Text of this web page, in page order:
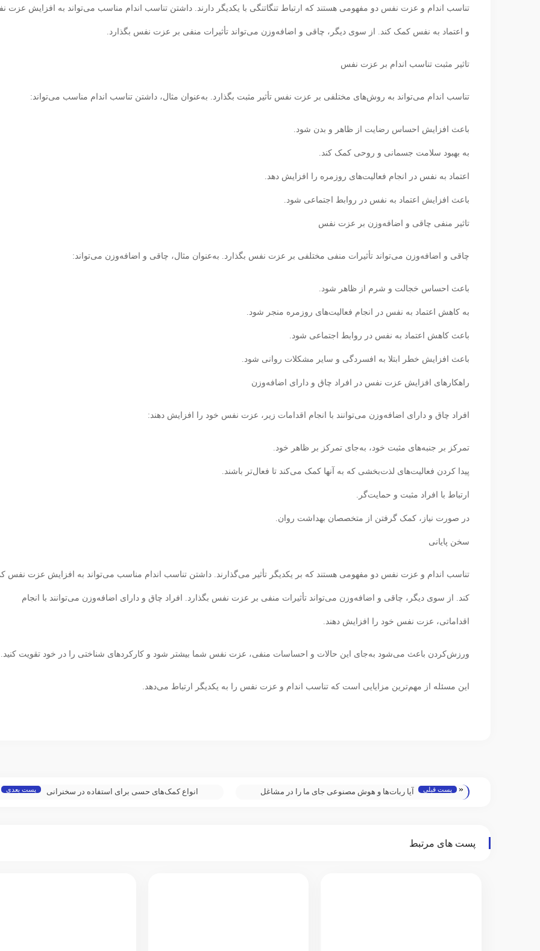
تناسب اندام و عزت نفس دو مفهومی هستند که ارتباط تنگاتنگی با یکدیگر دارند. داشتن تناسب اندام مناسب می‌تواند به افزایش عزت
و اعتماد به نفس کمک کند. از سوی دیگر، چاقی و اضافه‌وزن می‌تواند تأثیرات منفی بر عزت نفس بگذارد.
تاثیر مثبت تناسب اندام بر عزت نفس
تناسب اندام می‌تواند به روش‌های مختلفی بر عزت نفس تأثیر مثبت بگذارد. به‌عنوان مثال، داشتن تناسب اندام مناسب می‌تواند:
باعث افزایش احساس رضایت از ظاهر و بدن شود.
به بهبود سلامت جسمانی و روحی کمک کند.
اعتماد به نفس در انجام فعالیت‌های روزمره را افزایش دهد.
باعث افزایش اعتماد به نفس در روابط اجتماعی شود.
تاثیر منفی چاقی و اضافه‌وزن بر عزت نفس
چاقی و اضافه‌وزن می‌تواند تأثیرات منفی مختلفی بر عزت نفس بگذارد. به‌عنوان مثال، چاقی و اضافه‌وزن می‌تواند:
باعث احساس خجالت و شرم از ظاهر شود.
به کاهش اعتماد به نفس در انجام فعالیت‌های روزمره منجر شود.
باعث کاهش اعتماد به نفس در روابط اجتماعی شود.
باعث افزایش خطر ابتلا به افسردگی و سایر مشکلات روانی شود.
راهکارهای افزایش عزت نفس در افراد چاق و دارای اضافه‌وزن
افراد چاق و دارای اضافه‌وزن می‌توانند با انجام اقدامات زیر، عزت نفس خود را افزایش دهند:
تمرکز بر جنبه‌های مثبت خود، به‌جای تمرکز بر ظاهر خود.
پیدا کردن فعالیت‌های لذت‌بخشی که به آنها کمک می‌کند تا فعال‌تر باشند.
ارتباط با افراد مثبت و حمایت‌گر.
در صورت نیاز، کمک گرفتن از متخصصان بهداشت روان.
سخن پایانی
تناسب اندام و عزت نفس دو مفهومی هستند که بر یکدیگر تأثیر می‌گذارند. داشتن تناسب اندام مناسب می‌تواند به افزایش عزت نفس
کند. از سوی دیگر، چاقی و اضافه‌وزن می‌تواند تأثیرات منفی بر عزت نفس بگذارد. افراد چاق و دارای اضافه‌وزن می‌توانند با انجام
اقداماتی، عزت نفس خود را افزایش دهند.
ورزش‌کردن باعث می‌شود به‌جای این حالات و احساسات منفی، عزت نفس شما بیشتر شود و کارکردهای شناختی را در خود تقویت کنید.
این مسئله از مهم‌ترین مزایایی است که تناسب اندام و عزت نفس را به یکدیگر ارتباط می‌دهد.
« پست قبلی
آیا ربات‌ها و هوش مصنوعی جای ما را در مشاغل
انواع کمک‌های حسی برای استفاده در سخنرانی پست بعدی
پست های مرتبط